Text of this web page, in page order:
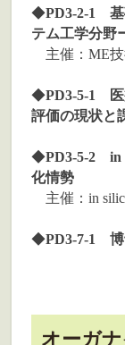
◆PD3-2-1 基
テム工学分野
主催：ME技
◆PD3-5-1 医
評価の現状と
◆PD3-5-2 in
化情勢
主催：in
◆PD3-7-1 博
オーガ